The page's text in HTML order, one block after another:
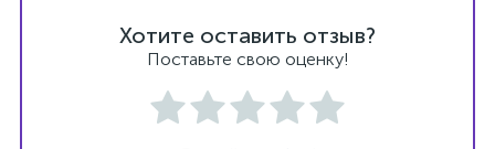
Хотите оставить отзыв?
Поставьте свою оценку!